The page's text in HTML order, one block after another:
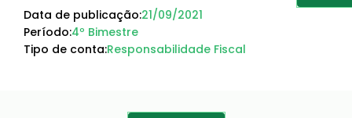
Data de publicação:21/09/2021
Período:4º Bimestre
Tipo de conta:Responsabilidade Fiscal